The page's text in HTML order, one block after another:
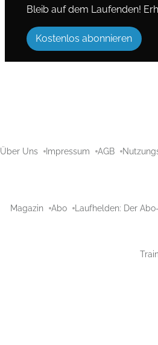
Bleib auf dem Laufenden!
Kostenlos abonnieren
Über Uns Impressum AGB
Magazin Abo Laufhelden: Der